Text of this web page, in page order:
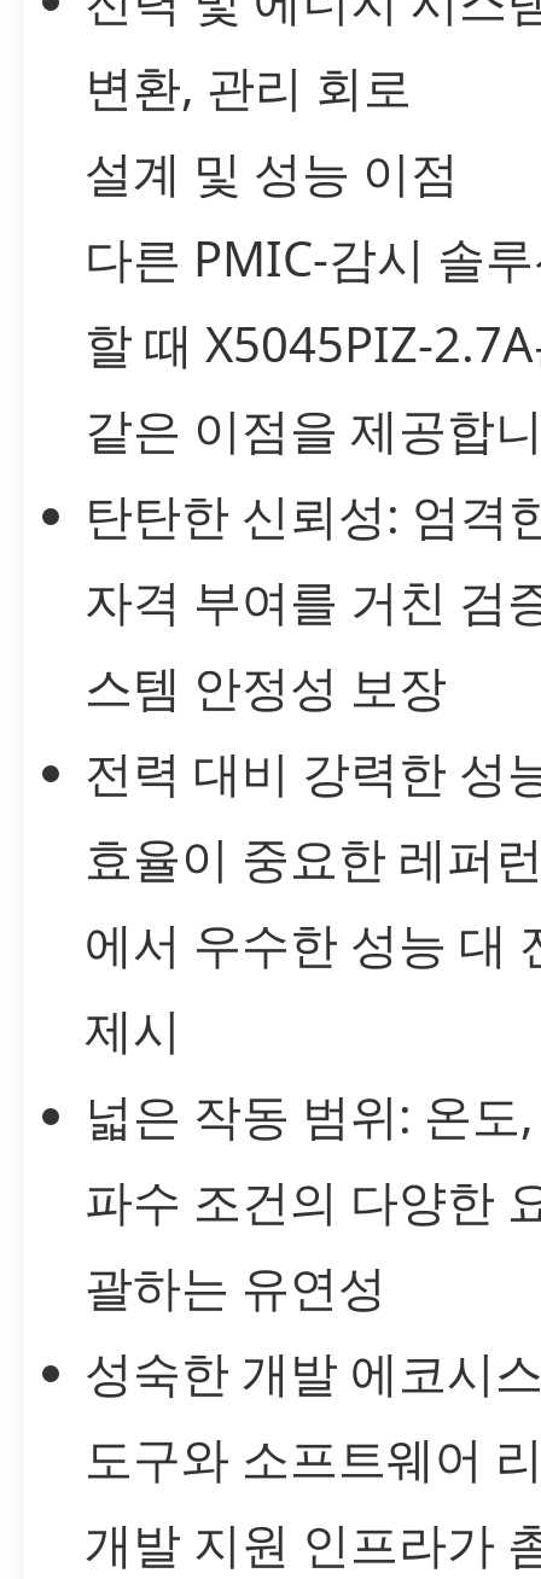
변환, 관리 회로
설계 및 성능 이점
다른 PMIC-감시 솔
할 때 X5045PIZ-
같은 이점을 제공합
탄탄한 신뢰성: 엄격
자격 부여를 거친 검
스템 안정성 보장
전력 대비 강력한 성
효율이 중요한 레퍼
에서 우수한 성능 대
제시
넓은 작동 범위: 온도
파수 조건의 다양한
괄하는 유연성
성숙한 개발 에코시
도구와 소프트웨어
개발 지원 인프라가